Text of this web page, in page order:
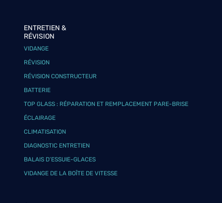
ENTRETIEN &
RÉVISION
VIDANGE
RÉVISION
RÉVISION CONSTRUCTEUR
BATTERIE
TOP GLASS : RÉPARATION ET REMPLACEMENT PARE-BRISE
ÉCLAIRAGE
CLIMATISATION
DIAGNOSTIC ENTRETIEN
BALAIS D’ESSUIE-GLACES
VIDANGE DE LA BOÎTE DE VITESSE